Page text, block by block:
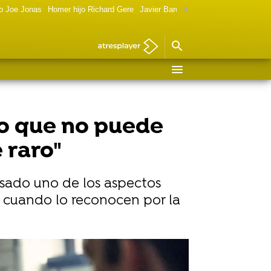
Joe Jonas Homer hijo Richard Gere Javier Bardem política
que no puede
raro"
uno de los aspectos
lo reconocen por la